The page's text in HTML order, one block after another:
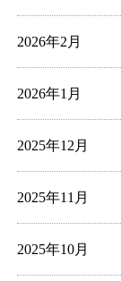
2026年2月
2026年1月
2025年12月
2025年11月
2025年10月